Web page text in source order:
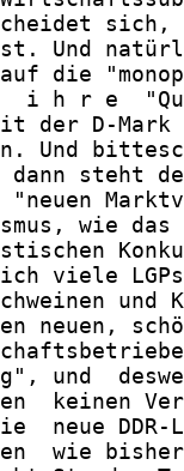
Und
die
i h r e
der D-
Und
dann steht
"neuen
wie das
viele
und
neuen,
und
keinen
neue
wie